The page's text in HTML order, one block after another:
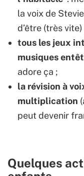
la voix de
d’être (très
tous les jeux
musiques
adore ça ;
la révision à
multiplication
peut devenir
Quelques